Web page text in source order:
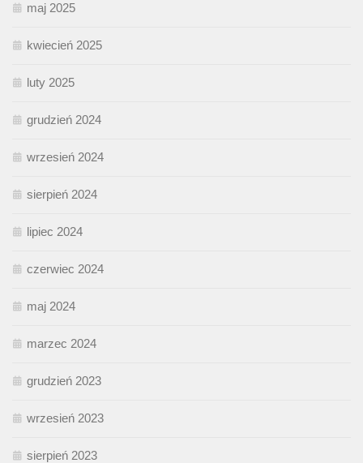
maj 2025
kwiecień 2025
luty 2025
grudzień 2024
wrzesień 2024
sierpień 2024
lipiec 2024
czerwiec 2024
maj 2024
marzec 2024
grudzień 2023
wrzesień 2023
sierpień 2023